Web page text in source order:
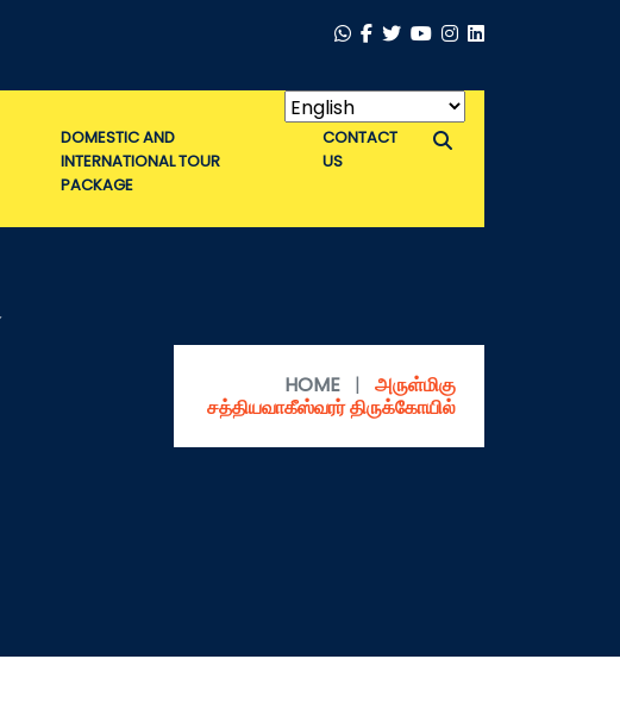
DOMESTIC AND
INTERNATIONAL TOUR
PACKAGE
CONTACT
US
HOME |
அருள்மிகு
சத்தியவாகீஸ்வரர் திருக்கோயில்